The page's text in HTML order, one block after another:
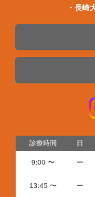
・長崎
診療時間 日
9:00 〜 ー
13:45 〜 ー